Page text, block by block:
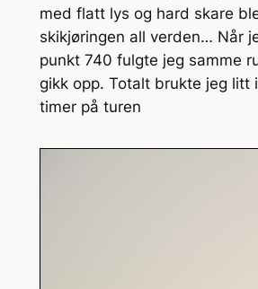
med flatt lys og hard skare
skikjøringen all verden… Når
punkt 740 fulgte jeg samme
gikk opp. Totalt brukte jeg litt
timer på turen